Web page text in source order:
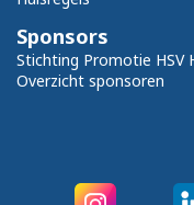
Sponsors
Stichting Promotie HSV
Overzicht sponsoren